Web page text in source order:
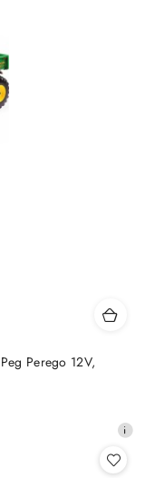
Perego 12V,